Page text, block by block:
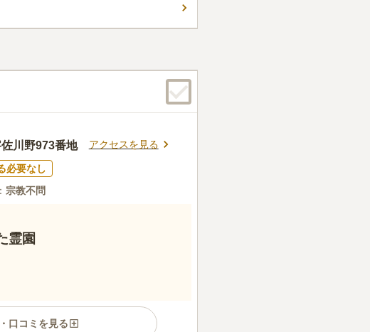
。
川野973番地 アクセスを見る
必要なし
宗教不問
霊園
口コミを見る